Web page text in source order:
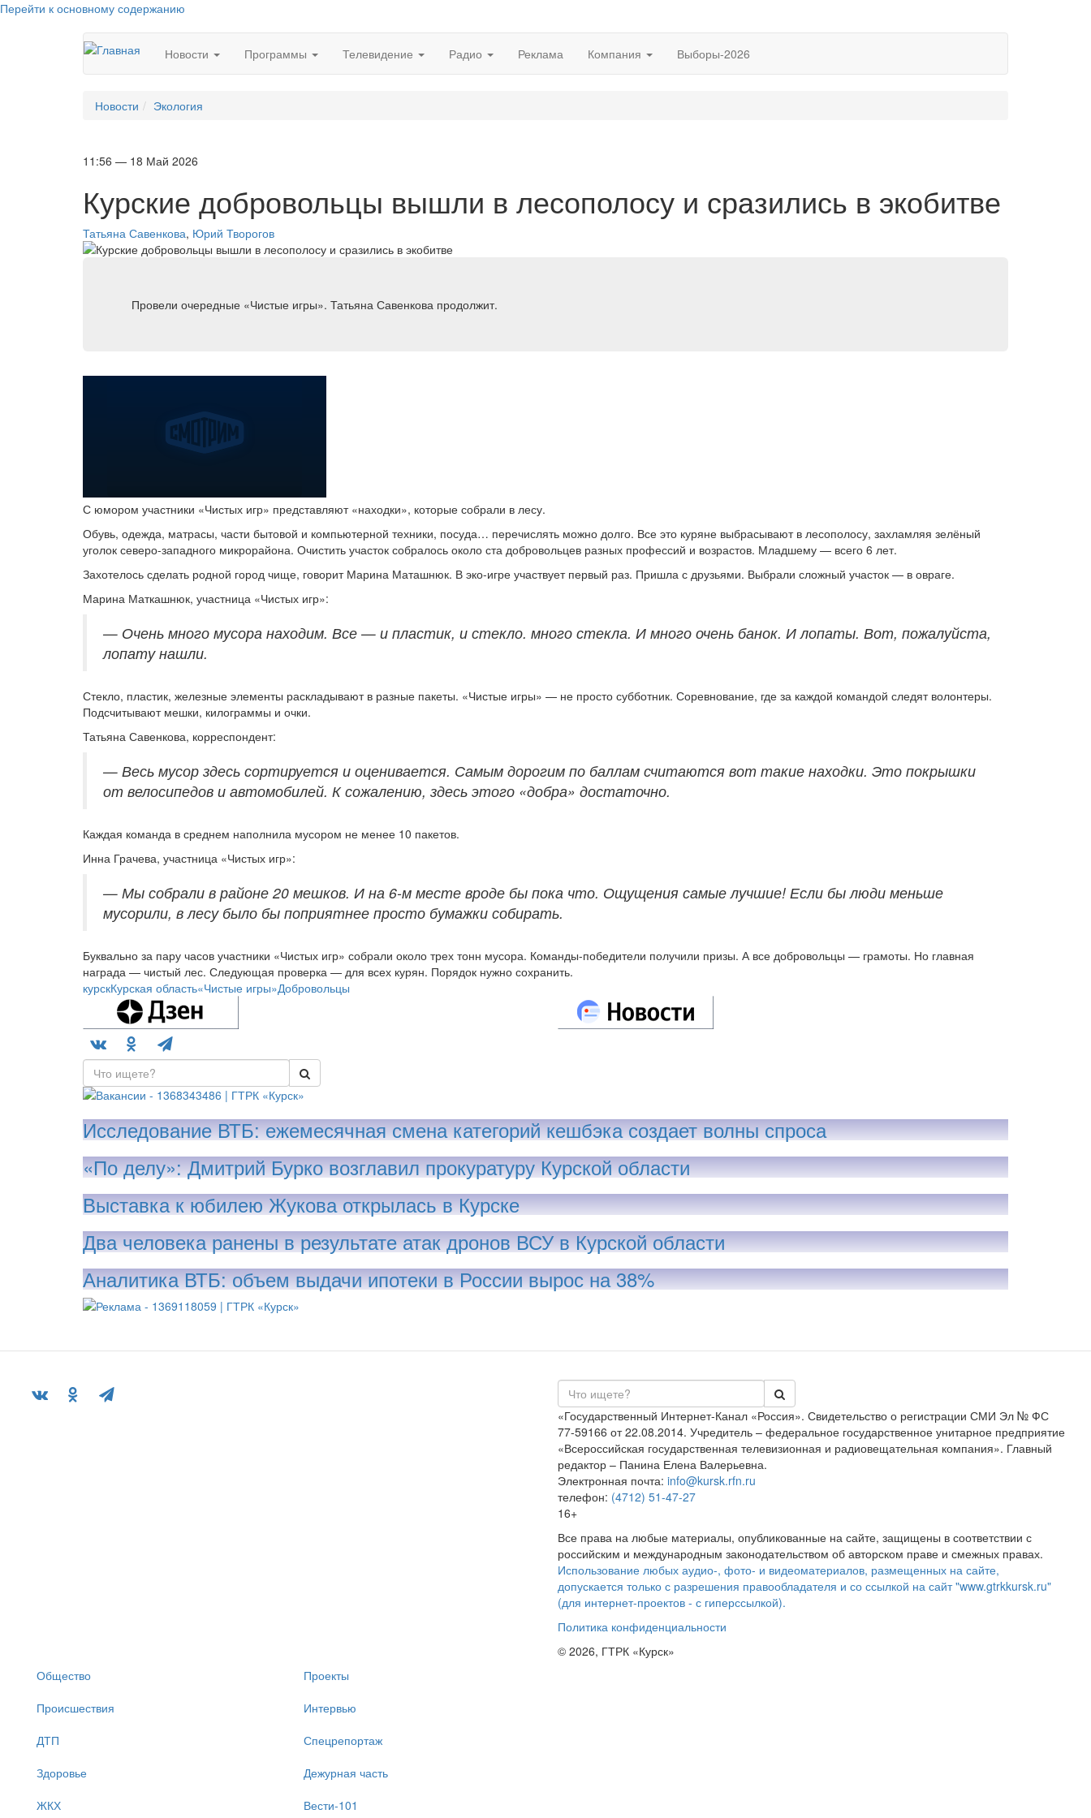
Перейти к основному содержанию
Новости Программы Телевидение Радио Реклама Компания Выборы-2026
Новости Экология
11:56 — 18 Май 2026
Курские добровольцы вышли в лесополосу и сразились в экобитве
Татьяна Савенкова, Юрий Творогов
Провели очередные «Чистые игры». Татьяна Савенкова продолжит.
С юмором участники «Чистых игр» представляют «находки», которые собрали в лесу.
Обувь, одежда, матрасы, части бытовой и компьютерной техники, посуда… перечислять можно долго. Все это куряне выбрасывают в лесополосу, захламляя зелёный
уголок северо-западного микрорайона. Очистить участок собралось около ста добровольцев разных профессий и возрастов. Младшему — всего 6 лет.
Захотелось сделать родной город чище, говорит Марина Маташнюк. В эко-игре участвует первый раз. Пришла с друзьями. Выбрали сложный участок — в овраге.
Марина Маткашнюк, участница «Чистых игр»:
— Очень много мусора находим. Все — и пластик, и стекло. много стекла. И много очень банок. И лопаты. Вот, пожалуйста,
лопату нашли.
Стекло, пластик, железные элементы раскладывают в разные пакеты. «Чистые игры» — не просто субботник. Соревнование, где за каждой командой следят волонтеры.
Подсчитывают мешки, килограммы и очки.
Татьяна Савенкова, корреспондент:
— Весь мусор здесь сортируется и оценивается. Самым дорогим по баллам считаются вот такие находки. Это покрышки
от велосипедов и автомобилей. К сожалению, здесь этого «добра» достаточно.
Каждая команда в среднем наполнила мусором не менее 10 пакетов.
Инна Грачева, участница «Чистых игр»:
— Мы собрали в районе 20 мешков. И на 6-м месте вроде бы пока что. Ощущения самые лучшие! Если бы люди меньше
мусорили, в лесу было бы поприятнее просто бумажки собирать.
Буквально за пару часов участники «Чистых игр» собрали около трех тонн мусора. Команды-победители получили призы. А все добровольцы — грамоты. Но главная
награда — чистый лес. Следующая проверка — для всех курян. Порядок нужно сохранить.
курскКурская область«Чистые игры»Добровольцы
Исследование ВТБ: ежемесячная смена категорий кешбэка создает волны спроса
«По делу»: Дмитрий Бурко возглавил прокуратуру Курской области
Выставка к юбилею Жукова открылась в Курске
Два человека ранены в результате атак дронов ВСУ в Курской области
Аналитика ВТБ: объем выдачи ипотеки в России вырос на 38%
«Государственный Интернет-Канал «Россия». Свидетельство о регистрации СМИ Эл № ФС
77-59166 от 22.08.2014. Учредитель – федеральное государственное унитарное предприятие
«Всероссийская государственная телевизионная и радиовещательная компания». Главный
редактор – Панина Елена Валерьевна.
Электронная почта: info@kursk.rfn.ru
телефон: (4712) 51-47-27
16+
Все права на любые материалы, опубликованные на сайте, защищены в соответствии с
российским и международным законодательством об авторском праве и смежных правах.
Использование любых аудио-, фото- и видеоматериалов, размещенных на сайте,
допускается только с разрешения правообладателя и со ссылкой на сайт "www.gtrkkursk.ru"
(для интернет-проектов - с гиперссылкой).
Политика конфиденциальности
© 2026, ГТРК «Курск»
Общество
Происшествия
ДТП
Здоровье
ЖКХ
Проекты
Интервью
Спецрепортаж
Дежурная часть
Вести-101